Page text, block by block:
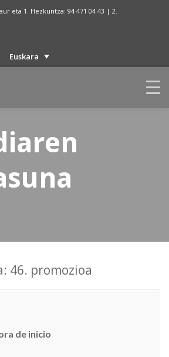
eta 1. Hezkuntza: 94 471 04 43 | 2.
Euskara
46. promozioa
de inicio